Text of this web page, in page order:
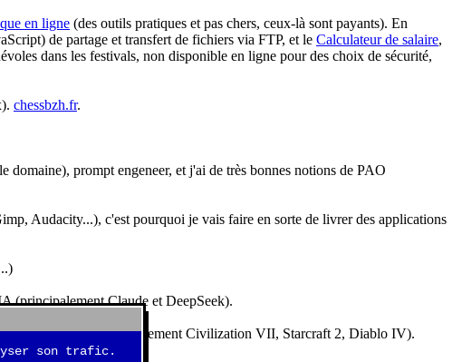
en ligne (des outils pratiques et pas chers, ceux-là sont payants). En
de partage et transfert de fichiers via FTP, et le Calculateur de salaire,
dans les festivals, non disponible en ligne pour des choix de sécurité,
chessbzh.fr.
prompt engeneer, et j'ai de très bonnes notions de PAO
Audacity...), c'est pourquoi je vais faire en sorte de livrer des applications
(principalement Claude et DeepSeek).
jeux vidéos (essentiellement Civilization VII, Starcraft 2, Diablo IV).
son trafic.